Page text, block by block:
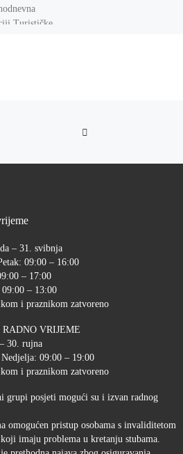
Turističke
– 31. svibnja
09:00 – 16:00
– 17:00
– 13:00
i praznikom zatvoreno
RADNO VRIJEME
30. rujna
09:00 – 19:00
i praznikom zatvoreno
grupi posjeti mogući su i izvan radnog
omogućen pristup osobama s invaliditetom
imaju problema u kretanju stubama.